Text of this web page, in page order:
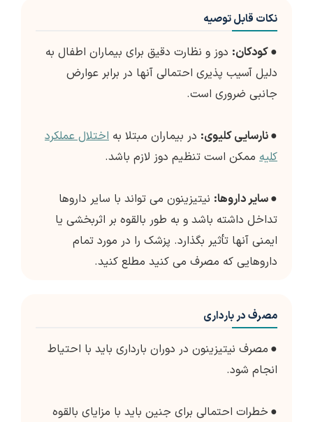
نکات قابل توصیه
●کودکان: دوز و نظارت دقیق برای بیماران اطفال به
دلیل آسیب پذیری احتمالی آنها در برابر عوارض
جانبی ضروری است.
●نارسایی کلیوی: در بیماران مبتلا به اختلال عملکرد
کلیه ممکن است تنظیم دوز لازم باشد.
●سایر داروها: نیتیزینون می تواند با سایر داروها
تداخل داشته باشد و به طور بالقوه بر اثربخشی یا
ایمنی آنها تأثیر بگذارد. پزشک را در مورد تمام
داروهایی که مصرف می کنید مطلع کنید.
مصرف در بارداری
● مصرف نیتیزینون در دوران بارداری باید با احتیاط
انجام شود.
● خطرات احتمالی برای جنین باید با مزایای بالقوه